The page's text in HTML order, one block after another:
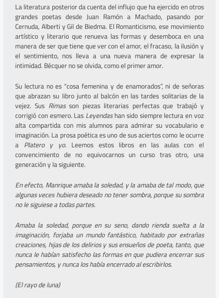
La literatura posterior da cuenta del influjo que ha ejercido en otros
grandes poetas desde Juan Ramón a Machado, pasando por
Cernuda, Alberti y Gil de Biedma. El Romanticismo, ese movimiento
artístico y literario que renueva las formas y desemboca en una
manera de ser que tiene que ver con el amor, el fracaso, la ilusión y
el sentimiento, nos lleva a una nueva manera de expresar la
intimidad. Bécquer no se olvida, como el primer amor.
Su lectura no es “cosa femenina y de enamorados”, ni de señoras
que abrazan su libro junto al balcón en las tardes solitarias de la
vejez. Sus Rimasson piezas literarias perfectas que trabajó y
corrigió con esmero. LasLeyendashan sido siempre lectura en voz
alta compartida con mis alumnos para admirar su vocabulario e
imaginación. La prosa poética es uno de sus aciertos como le ocurre
a Platero y yo. Leemos estos libros en las aulas con el
convencimiento de no equivocarnos un curso tras otro, una
generación y la siguiente.
En efecto, Manrique amaba la soledad, y la amaba de tal modo, que
algunas veces hubiera deseado no tener sombra, porque su sombra
no le siguiese a todas partes.
Amaba la soledad, porque en su seno, dando rienda suelta a la
imaginación, forjaba un mundo fantástico, habitado por extrañas
creaciones, hijas de los delirios y sus ensueños de poeta, tanto, que
nunca le habían satisfecho las formas en que pudiera encerrar sus
pensamientos, y nunca los había encerrado al escribirlos.
(El rayo de luna)